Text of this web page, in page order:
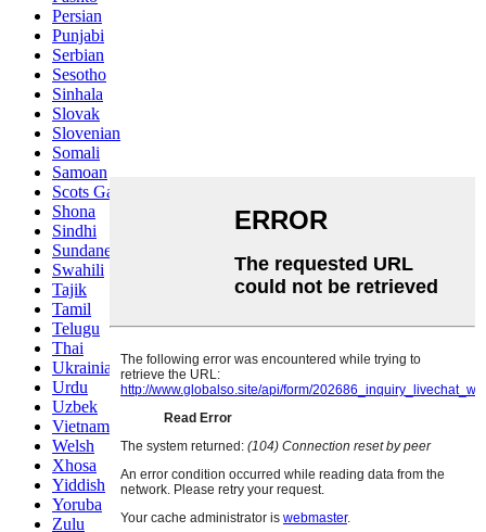
Persian
Punjabi
Serbian
Sesotho
Sinhala
Slovak
Slovenian
Somali
Samoan
Scots Gaelic
Shona
Sindhi
Sundanese
Swahili
Tajik
Tamil
Telugu
Thai
Ukrainian
Urdu
Uzbek
Vietnamese
Welsh
Xhosa
Yiddish
Yoruba
Zulu